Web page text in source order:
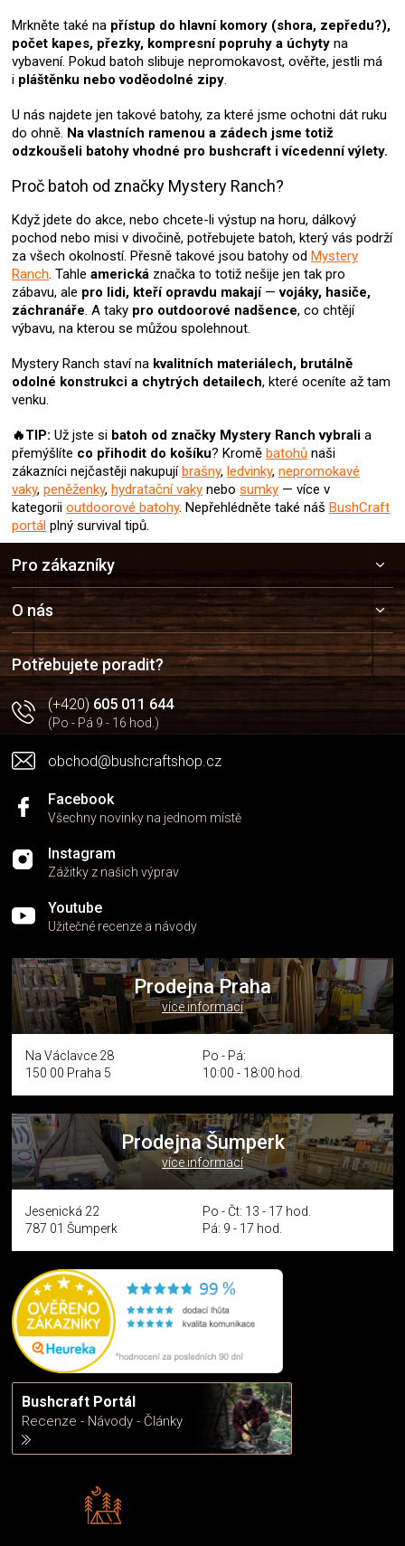
Mrkněte také na přístup do hlavní komory (shora, zepředu?),
počet kapes, přezky, kompresní popruhy a úchyty na
vybavení. Pokud batoh slibuje nepromokavost, ověřte, jestli má
i pláštěnku nebo voděodolné zipy.
U nás najdete jen takové batohy, za které jsme ochotni dát ruku
do ohně. Na vlastních ramenou a zádech jsme totiž
odzkoušeli batohy vhodné pro bushcraft i vícedenní výlety.
Proč batoh od značky Mystery Ranch?
Když jdete do akce, nebo chcete-li výstup na horu, dálkový
pochod nebo misi v divočině, potřebujete batoh, který vás podrží
za všech okolností. Přesně takové jsou batohy od Mystery
Ranch. Tahle americká značka to totiž nešije jen tak pro
zábavu, ale pro lidi, kteří opravdu makají—vojáky, hasiče,
záchranáře. A taky pro outdoorové nadšence, co chtějí
výbavu, na kterou se můžou spolehnout.
Mystery Ranch staví na kvalitních materiálech, brutálně
odolné konstrukci a chytrých detailech, které oceníte až tam
venku.
🔥TIP: Už jste si batoh od značky Mystery Ranchvybrali a
přemýšlíte co přihodit do košíku? Kromě batohů naši
zákazníci nejčastěji nakupujíbrašny, ledvinky, nepromokavé
vaky, peněženky, hydratační vaky nebo sumky — více v
kategorii outdoorové batohy. Nepřehlédněte také náš BushCraft
portál plný survival tipů.
a
t
í
Pro zákazníky
O nás
Potřebujete poradit?
(+420)605 011 644
(Po - Pá 9 - 16 hod.)
obchod@bushcraftshop.cz
Facebook
Všechny novinky na jednom místě
Instagram
Zážitky z našich výprav
Youtube
Užitečné recenze a návody
Prodejna Praha
více informací
Na Václavce 28
150 00 Praha 5
Po - Pá:
10:00 - 18:00 hod.
Prodejna Šumperk
více informací
Jesenická 22
787 01 Šumperk
Po - Čt: 13 - 17 hod.
Pá: 9 - 17 hod.
Bushcraft Portál
Recenze - Návody - Články